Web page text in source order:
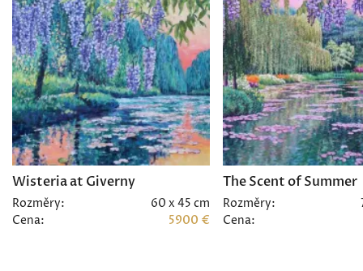
Wisteria at Giverny
Rozměry:
60 x 45 cm
Cena:
5900 €
The Scent of Summer
Rozměry:
Cena: